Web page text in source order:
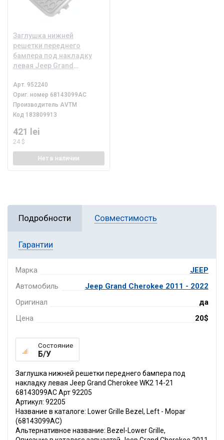
Заглушка нижней
решетки переднего
бампера под накладку
левая Jeep Grand
Арт. 952240
Ориг. номер 68143099AC
Производитель AVTM
Код 183809913
421 lei
24 $
Нет в наличии
Подробности Совместимость
Гарантии
Марка
JEEP
Автомобиль
Jeep Grand Cherokee 2011 - 2022
Оригинал
да
Цена
20$
Состояние
Б/У
Заглушка нижней решетки переднего бампера под
накладку левая Jeep Grand Cherokee WK2 14-21
68143099AC Арт 92205
Артикул: 92205
Название в каталоге: Lower Grille Bezel, Left - Mopar
(68143099AC)
Альтернативное название: Bezel-Lower Grille,